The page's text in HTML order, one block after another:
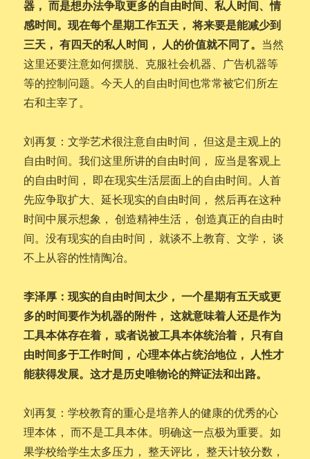
器， 而是想办法争取更多的自由时间、私人时间、情
感时间。现在每个星期工作五天， 将来要是能减少到
三天， 有四天的私人时间， 人的价值就不同了。 当然
这里还要注意如何摆脱、克服社会机器、广告机器等
等的控制问题。今天人的自由时间也常常被它们所左
右和主宰了。
刘再复：文学艺术很注意自由时间， 但这是主观上的
自由时间。我们这里所讲的自由时间， 应当是客观上
的自由时间， 即在现实生活层面上的自由时间。人首
先应争取扩大、延长现实的自由时间， 然后再在这种
时间中展示想象， 创造精神生活， 创造真正的自由时
间。没有现实的自由时间， 就谈不上教育、文学， 谈
不上从容的性情陶冶。
李泽厚：现实的自由时间太少， 一个星期有五天或更
多的时间要作为机器的附件， 这就意味着人还是作为
工具本体存在着， 或者说被工具本体统治着， 只有自
由时间多于工作时间， 心理本体占统治地位， 人性才
能获得发展。这才是历史唯物论的辩证法和出路。
刘再复：学校教育的重心是培养人的健康的优秀的心
理本体， 而不是工具本体。明确这一点极为重要。如
果学校给学生太多压力， 整天评比， 整天计较分数，